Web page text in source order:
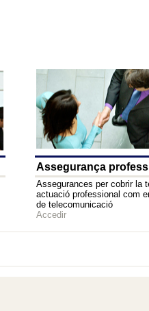
Assegurança
Assegurances per cobrir la
actuació professional com
de telecomunicació
Accedir